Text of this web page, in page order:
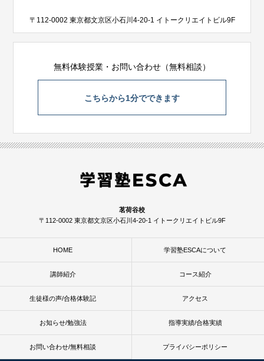
〒112-0002 東京都文京区小石川4-20-1 イトークリエイトビル9F
無料体験授業・お問い合わせ（無料相談）
こちらから1分でできます
茗荷谷校
〒112-0002 東京都文京区小石川4-20-1 イトークリエイトビル9F
HOME 学習塾ESCAについて
講師紹介 コース紹介
生徒様の声/合格体験記 アクセス
お知らせ/勉強法 指導実績/合格実績
お問い合わせ/無料相談 プライバシーポリシー